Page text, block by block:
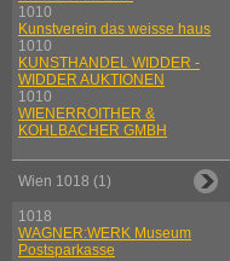
1010
Kunstverein das weisse haus
1010
KUNSTHANDEL WIDDER -
WIDDER AUKTIONEN
1010
WIENERROITHER &
KOHLBACHER GMBH
Wien 1018 (1)
1018
WAGNER:WERK Museum
Postsparkasse